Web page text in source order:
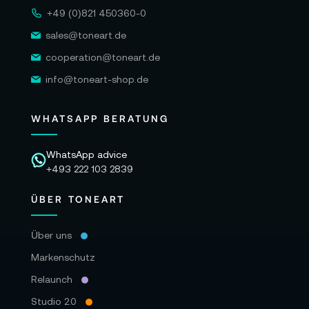
Lieferumfang:
1x DJI Osmo Pocket 3
1x Osmo Pocket 3 Schutzhülle
1x DJI Armband
1x Kurzanleitung
1x Haftungsausschluss
Garantie:
+49 (0)821 450360-0
sales@toneart.de
cooperation@toneart.de
info@toneart-shop.de
WHATSAPP BERATUNG
WhatsApp advice
+493 222 103 2839
ÜBER TONEART
Über uns
Markenschutz
Relaunch
Studio 2.0